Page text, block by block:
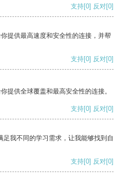
支持[0] 反对[0]
提供最高速度和安全性的连接，并帮
支持[0] 反对[0]
提供全球覆盖和最高安全性的连接。
支持[0] 反对[0]
我不同的学习需求，让我能够找到自
支持[0] 反对[0]